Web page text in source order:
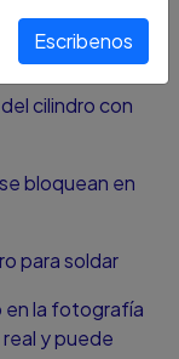
de la roseta
cilindro con
bloquean en
para soldar
en la fotografía
y puede
Escribenos